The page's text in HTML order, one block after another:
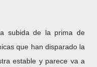
subida de la prima de
que han disparado la
estable y parece va a